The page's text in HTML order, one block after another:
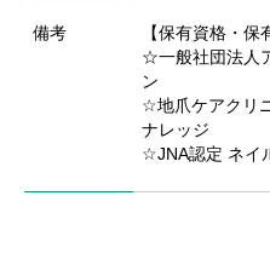
備考
【保有資格・保
☆一般社団法人
ン
☆地爪ケアクリ
ナレッジ
☆JNA認定 ネイ